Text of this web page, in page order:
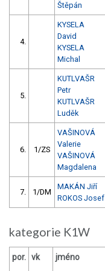
Štěpán
4.
KYSELA
David
KYSELA
Michal
5.
KUTLVAŠR
Petr
KUTLVAŠR
Luděk
6. 1/ZS
VAŠINOVÁ
Valerie
VAŠINOVÁ
Magdalena
7. 1/DM
MAKÁN Jiří
ROKOS Josef
kategorie K1W
por. vk jméno